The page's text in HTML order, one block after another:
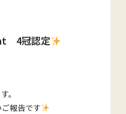
4冠認定
。
報告です